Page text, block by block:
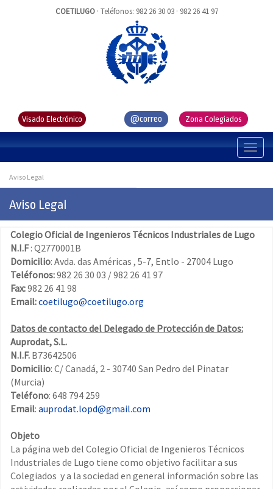
COETILUGO · Teléfonos: 982 26 30 03 · 982 26 41 97
Visado Electrónico @correo Zona Colegiados
Aviso Legal
Aviso Legal
Colegio Oficial de Ingenieros Técnicos Industriales de Lugo
N.I.F: Q2770001B
Domicilio: Avda. das Américas , 5-7, Entlo - 27004 Lugo
Teléfonos:982 26 30 03 / 982 26 41 97
Fax:982 26 41 98
Email:coetilugo@coetilugo.org
Datos de contacto del Delegado de Protección de Datos:
Auprodat, S.L.
N.I.F. B73642506
Domicilio: C/ Canadá, 2 - 30740 San Pedro del Pinatar
(Murcia)
Teléfono: 648 794 259
Email: auprodat.lopd@gmail.com
Objeto
La página web del Colegio Oficial de Ingenieros Técnicos
Industriales de Lugo tiene como objetivo facilitar a sus
Colegiados y a la sociedad en general información sobre las